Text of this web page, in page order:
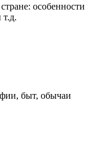
особенности
т.д.
быт, обычаи